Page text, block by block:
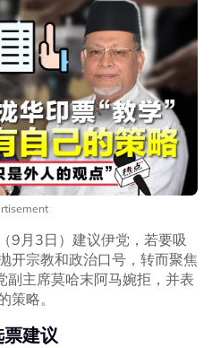
9月3日）建议伊党，若要吸
开宗教和政治口号，转而聚焦
副主席莫哈末阿马婉拒，并表
策略。
建议